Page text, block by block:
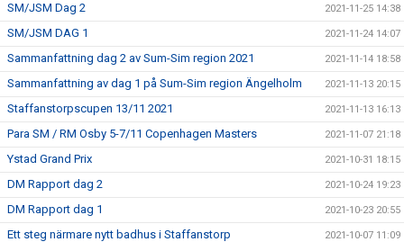
SM/JSM Dag 2 2021-11-25 14:38
SM/JSM DAG 1 2021-11-24 14:07
Sammanfattning dag 2 av Sum-Sim region 2021 2021-11-14 18:58
Sammanfattning av dag 1 på Sum-Sim region Ängelholm 2021-11-13 20:15
Staffanstorpscupen 13/11 2021 2021-11-13 16:13
Para SM / RM Osby 5-7/11 Copenhagen Masters 2021-11-07 21:18
Ystad Grand Prix 2021-10-31 18:15
DM Rapport dag 2 2021-10-24 19:23
DM Rapport dag 1 2021-10-23 20:55
Ett steg närmare nytt badhus i Staffanstorp 2021-10-07 11:09